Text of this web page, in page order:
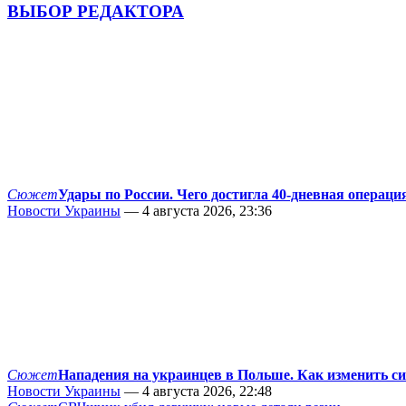
ВЫБОР РЕДАКТОРА
СюжетУдары по России. Чего достигла 40-дневная
Новости Украины — 4 августа 2026, 23:36
СюжетНападения на украинцев в Польше. Как изменить
Новости Украины — 4 августа 2026, 22:48